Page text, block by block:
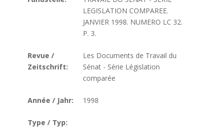
LEGISLATION COMPAREE.
JANVIER 1998. NUMERO LC 32.
P. 3.
Revue /
Zeitschrift:
Les Documents de Travail du
Sénat - Série Législation
comparée
Année / Jahr: 1998
Type / Typ: